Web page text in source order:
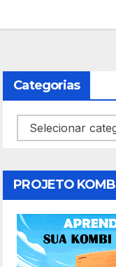
Categorias
Categorias
PROJETO